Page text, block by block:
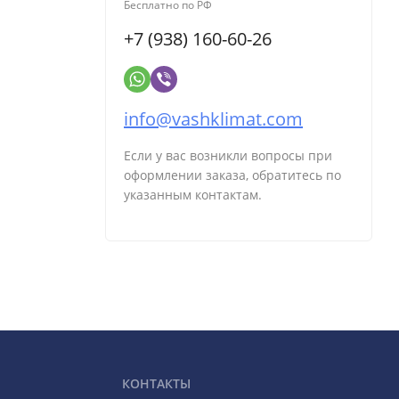
Бесплатно по РФ
+7 (938) 160-60-26
info@vashklimat.com
Если у вас возникли вопросы при
оформлении заказа, обратитесь по
указанным контактам.
КОНТАКТЫ